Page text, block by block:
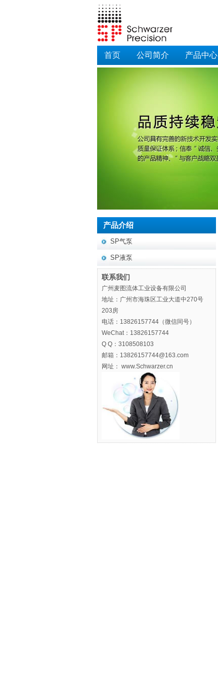
首页 公司简介 产品中心
产品介绍
SP气泵
SP液泵
联系我们
广州麦图流体工业设备有限公司
地址：广州市海珠区工业大道中270号
203房
电话：13826157744（微信同号）
WeChat：13826157744
Q Q：3108508103
邮箱：13826157744@163.com
网址： www.Schwarzer.cn